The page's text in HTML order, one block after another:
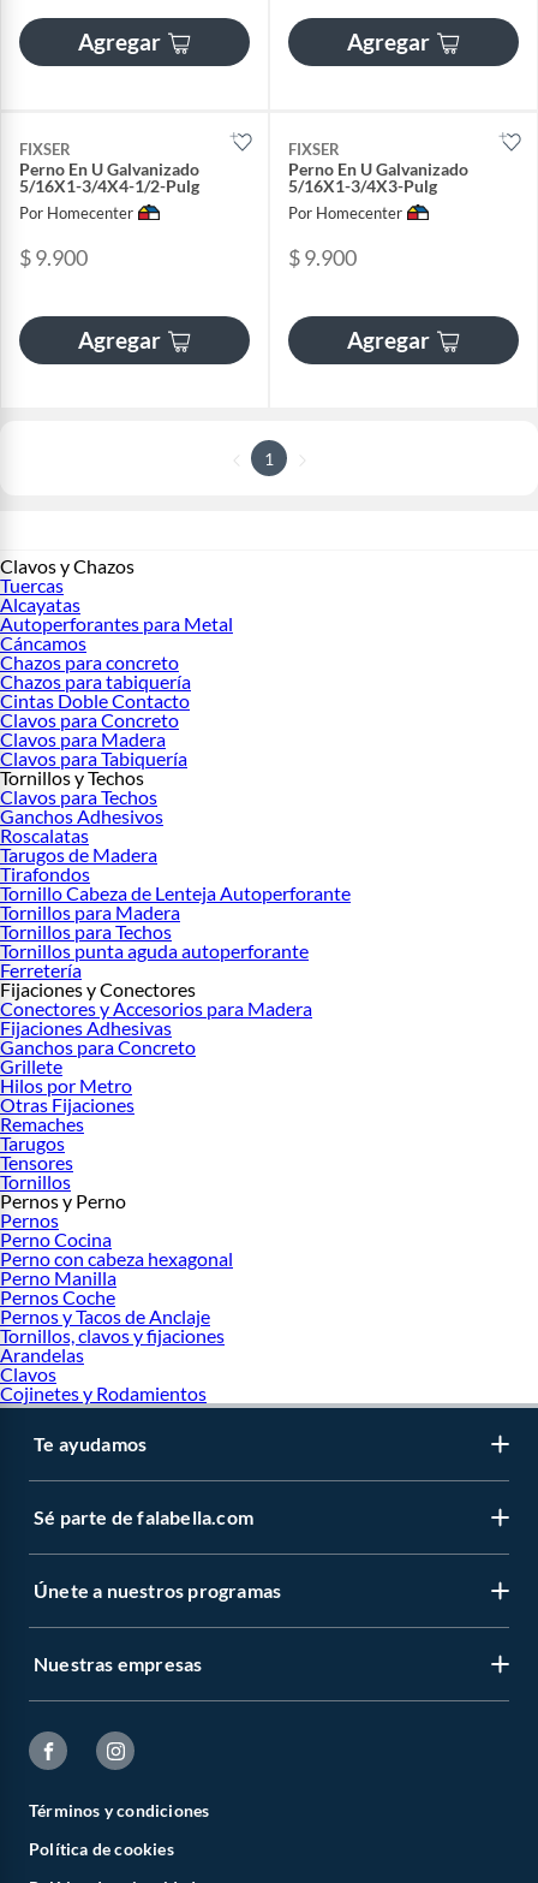
Agregar Agregar
FIXSER
Perno En U Galvanizado
5/16X1-3/4X4-1/2-Pulg
Por Homecenter
$ 9.900
Agregar
FIXSER
Perno En U Galvanizado
5/16X1-3/4X3-Pulg
Por Homecenter
$ 9.900
Agregar
1
Clavos y Chazos
Tuercas
Alcayatas
Autoperforantes para Metal
Cáncamos
Chazos para concreto
Chazos para tabiquería
Cintas Doble Contacto
Clavos para Concreto
Clavos para Madera
Clavos para Tabiquería
Tornillos y Techos
Clavos para Techos
Ganchos Adhesivos
Roscalatas
Tarugos de Madera
Tirafondos
Tornillo Cabeza de Lenteja Autoperforante
Tornillos para Madera
Tornillos para Techos
Tornillos punta aguda autoperforante
Ferretería
Fijaciones y Conectores
Conectores y Accesorios para Madera
Fijaciones Adhesivas
Ganchos para Concreto
Grillete
Hilos por Metro
Otras Fijaciones
Remaches
Tarugos
Tensores
Tornillos
Pernos y Perno
Pernos
Perno Cocina
Perno con cabeza hexagonal
Perno Manilla
Pernos Coche
Pernos y Tacos de Anclaje
Tornillos, clavos y fijaciones
Arandelas
Clavos
Cojinetes y Rodamientos
Te ayudamos
Sé parte de falabella.com
Únete a nuestros programas
Nuestras empresas
Términos y condiciones
Política de cookies